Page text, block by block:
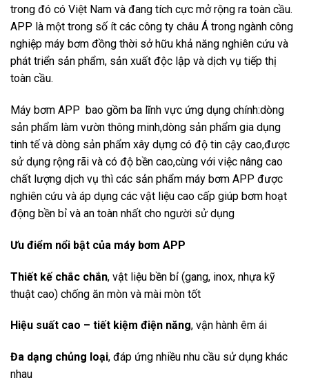
trong đó có Việt Nam và đang tích cực mở rộng ra toàn cầu.
APP là một trong số ít các công ty châu Á trong ngành công
nghiệp máy bơm đồng thời sở hữu khả năng nghiên cứu và
phát triển sản phẩm, sản xuất độc lập và dịch vụ tiếp thị
toàn cầu.
Máy bơm APP bao gồm ba lĩnh vực ứng dụng chính:dòng
sản phẩm làm vườn thông minh,dòng sản phẩm gia dụng
tinh tế và dòng sản phẩm xây dựng có độ tin cậy cao,được
sử dụng rộng rãi và có độ bền cao,cùng với việc nâng cao
chất lượng dịch vụ thì các sản phẩm máy bơm APP được
nghiên cứu và áp dụng các vật liệu cao cấp giúp bơm hoạt
động bền bỉ và an toàn nhất cho người sử dụng
Ưu điểm nổi bật của máy bơm APP
Thiết kế chắc chắn, vật liệu bền bỉ (gang, inox, nhựa kỹ
thuật cao) chống ăn mòn và mài mòn tốt
Hiệu suất cao – tiết kiệm điện năng, vận hành êm ái
Đa dạng chủng loại, đáp ứng nhiều nhu cầu sử dụng khác
nhau